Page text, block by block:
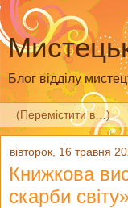
Блог відділу
вівторок, 16 травня
Книжкова
скарби